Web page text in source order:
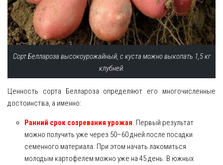
Сорт Беллароза высокоурожайный, с куста можно выкопать 1,5 кг
клубней.
Ценность сорта Беллароза определяют его многочисленные
достоинства, а именно:
Ранний срок созревания урожая . Первый результат
можно получить уже через 50–60 дней после посадки
семенного материала. При этом начать лакомиться
молодым картофелем можно уже на 45 день. В южных